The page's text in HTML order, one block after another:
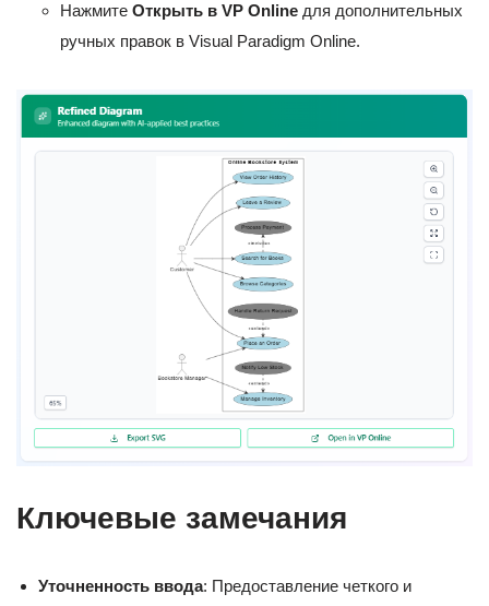
Нажмите Открыть в VP Online для дополнительных
ручных правок в Visual Paradigm Online.
Ключевые замечания
Уточненность ввода: Предоставление четкого и